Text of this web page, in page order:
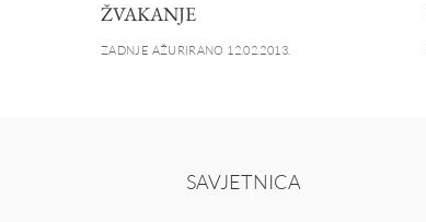
ŽVAKANJE
ZADNJE AŽURIRANO 12.02.2013.
SAVJETNICA